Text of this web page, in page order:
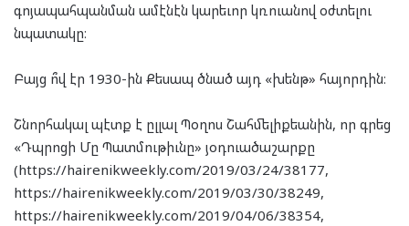
գոյապահպանման ամէնէն կարեւոր կռուանով օժտելու
նպատակը։
Բայց ո՞վ էր 1930-ին Քեսապ ծնած այդ «խենթ» հայորդին։
Շնորհակալ պէտք է ըլլալ Պօղոս Շահմելիքեանին, որ գրեց
«Դպրոցի Մը Պատմութիւնը» յօդուածաշարքը
(https://hairenikweekly.com/2019/03/24/38177,
https://hairenikweekly.com/2019/03/30/38249,
https://hairenikweekly.com/2019/04/06/38354,